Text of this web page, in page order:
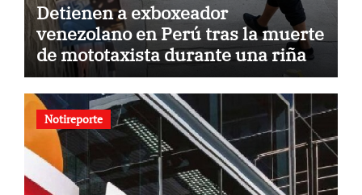
Detienen a exboxeador
venezolano en Perú tras la muerte
de mototaxista durante una riña
Notireporte